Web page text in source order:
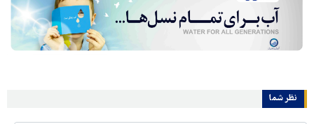
نظر شما